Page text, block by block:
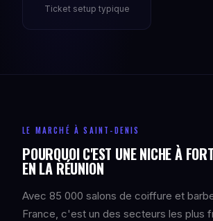
Ticket setup typique
LE MARCHÉ À SAINT-DENIS
POURQUOI C'EST UNE NICHE À
EN LA RÉUNION
Avec 85 000 salons de coiffure et
France, c'est un des secteurs les plus